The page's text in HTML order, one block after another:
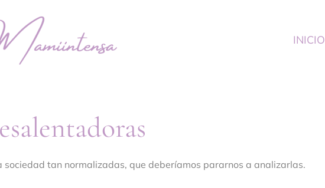
INICIO
sociedad tan normalizadas, que deberíamos pararnos a analizarlas.